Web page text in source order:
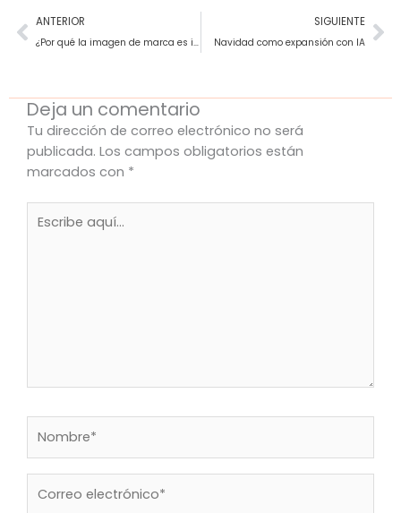
AntANTERIOR
¿Por qué la imagen de marca es importante?
SIGUIENTE
Navidad como expansión con IA
Deja un comentario
Tu dirección de correo electrónico no será
publicada. Los campos obligatorios están
marcados con *
aquí...
electrónico*